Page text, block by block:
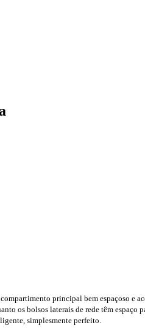
principal bem espaçoso e
os bolsos laterais de rede têm
simplesmente perfeito.